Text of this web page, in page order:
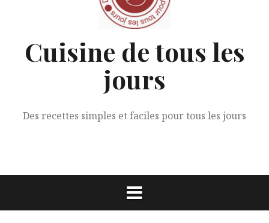
Cuisine de tous les
jours
Des recettes simples et faciles pour tous les jours